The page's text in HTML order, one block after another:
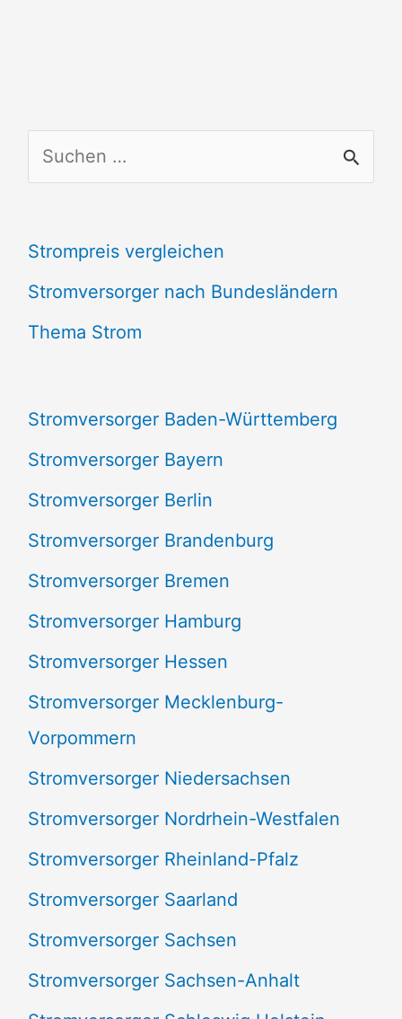
u
h
e
n
h
:
Strompreis vergleichen
Stromversorger nach Bundesländern
Thema Strom
Stromversorger Baden-Württemberg
Stromversorger Bayern
Stromversorger Berlin
Stromversorger Brandenburg
Stromversorger Bremen
Stromversorger Hamburg
Stromversorger Hessen
Stromversorger Mecklenburg-
Vorpommern
Stromversorger Niedersachsen
Stromversorger Nordrhein-Westfalen
Stromversorger Rheinland-Pfalz
Stromversorger Saarland
Stromversorger Sachsen
Stromversorger Sachsen-Anhalt